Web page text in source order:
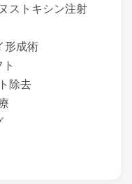
ストキシン注射
形成術
除去